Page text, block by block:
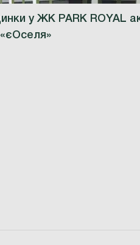
за державною